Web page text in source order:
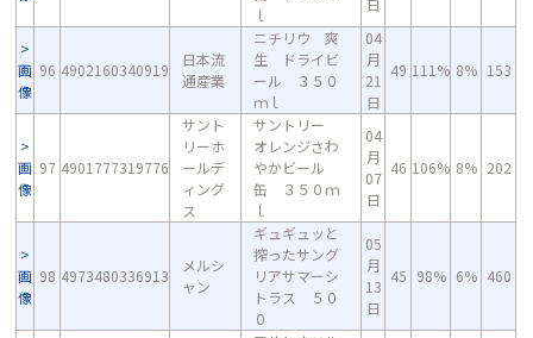
ｌ
日
画
像
96 4902160340919
日本流
通産業
ニチリウ 爽
生 ドライビ
ール ３５０
ｍｌ
04
月
21
日
49 111% 8% 153
画
像
97 4901777319776
サント
リーホ
ールデ
ィング
ス
サントリー
オレンジさわ
やかビール
缶 ３５０ｍ
ｌ
04
月
07
日
46 106% 8% 202
画
像
98 4973480336913
メルシ
ャン
ギュギュッと
搾ったサング
リアサマーシ
トラス ５０
０
05
月
13
日
45 98% 6% 460